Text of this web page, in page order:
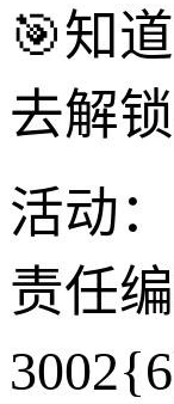
🎯知
去解锁
活动
责任